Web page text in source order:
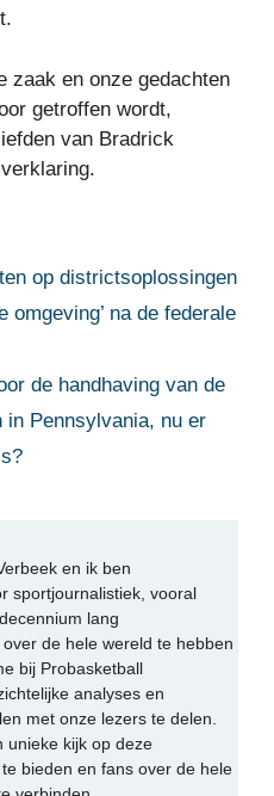
zaak en onze gedachten
getroffen wordt,
van Bradrick
op districtsoplossingen
omgeving’ na de federale
de handhaving van de
in Pennsylvania, nu er
en ik ben
sportjournalistiek, vooral
lang
de hele wereld te hebben
bij Probasketball
analyses en
met onze lezers te delen.
unieke kijk op deze
bieden en fans over de hele